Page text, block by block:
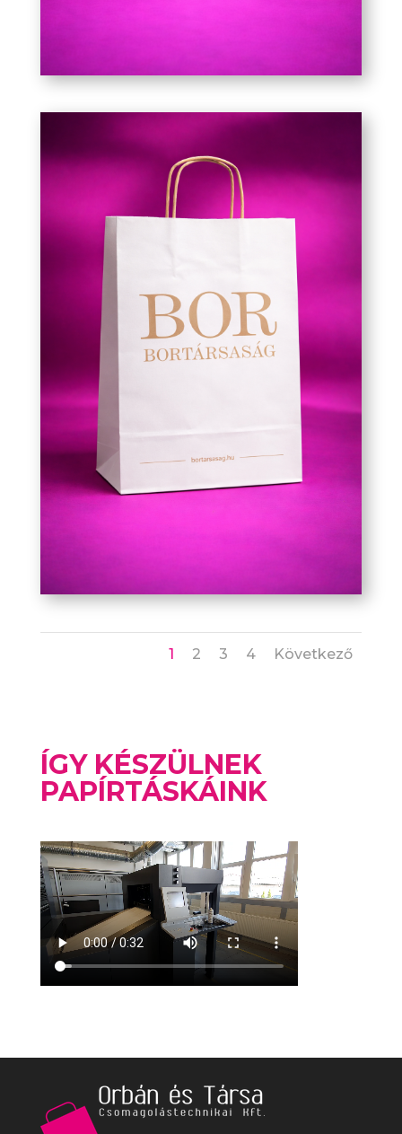
1 2 3 4 Következő
ÍGY KÉSZÜLNEK
PAPÍRTÁSKÁINK